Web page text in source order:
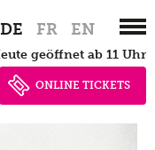
DE FR EN
heute geöffnet ab 11 Uhr
ONLINE TICKETS